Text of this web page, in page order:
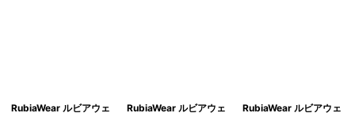
RubiaWear ルビアウェ
RubiaWear ルビアウェ
RubiaWear ルビアウェ